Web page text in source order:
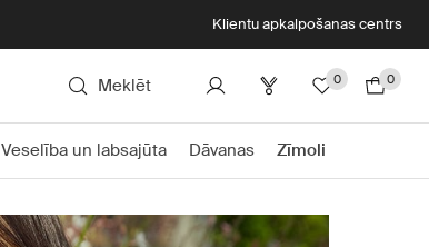
Klientu apkalpošanas centrs
Meklēt 0 0
Veselība un labsajūta Dāvanas Zīmoli